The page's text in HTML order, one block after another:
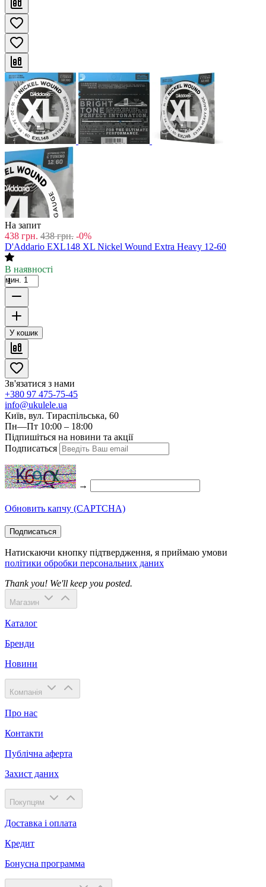
На запит
438 грн. 438 грн. -0%
D'Addario EXL148 XL Nickel Wound Extra Heavy 12-60
В наявності
мин. 1
У кошик
Зв'язатися з нами
+380 97 475-75-45
info@ukulele.ua
Київ, вул. Тираспільська, 60
Пн—Пт 10:00 – 18:00
Підпишіться на новини та акції
Подписаться
→
Обновить капчу (CAPTCHA)
Подписаться
Натискаючи кнопку підтвердження, я приймаю умови
політики обробки персональних даних
Thank you! We'll keep you posted.
Магазин
Каталог
Бренди
Новини
Компанія
Про нас
Контакти
Публічна аферта
Захист даних
Покупцям
Доставка і оплата
Кредит
Бонусна программа